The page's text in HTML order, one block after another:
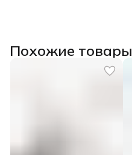
Похожие товары